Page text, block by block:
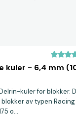
kuler - 6,4 mm
kuler for blokker.
blokker av typen
o...